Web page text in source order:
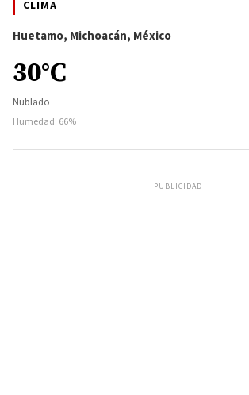
CLIMA
Huetamo, Michoacán, México
30°C
Nublado
Humedad: 66%
PUBLICIDAD